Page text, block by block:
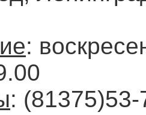
:
: (81375)53-